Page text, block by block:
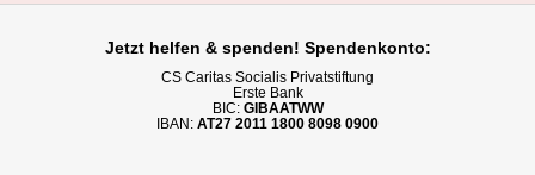
Jetzt helfen & spenden! Spendenkonto:
CS Caritas Socialis Privatstiftung
Erste Bank
BIC: GIBAATWW
IBAN: AT27 2011 1800 8098 0900